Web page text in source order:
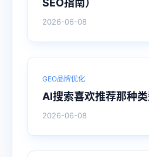
SEO指南）
2026-06-08
GEO品牌优化
AI搜索喜欢推荐那种类
2026-06-08